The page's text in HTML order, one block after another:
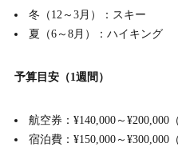
冬（12～3月）：スキー
夏（6～8月）：ハイキング
予算目安（1週間）
航空券：¥140,000～¥200,000
宿泊費：¥150,000～¥300,000